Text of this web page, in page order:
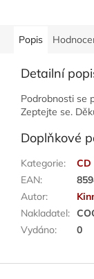
Popis
Detailní
Podrobnosti se
Zeptejte se.
Doplňkové
Kategorie:
CD
EAN:
Autor:
Nakladatel:
Vydáno: 0
Z